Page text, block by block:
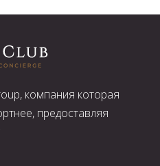
компания которая
предоставляя